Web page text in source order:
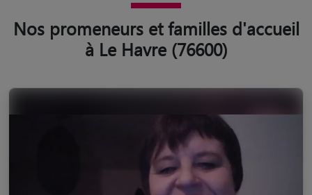
Nos promeneurs et familles d'accueil
à Le Havre (76600)